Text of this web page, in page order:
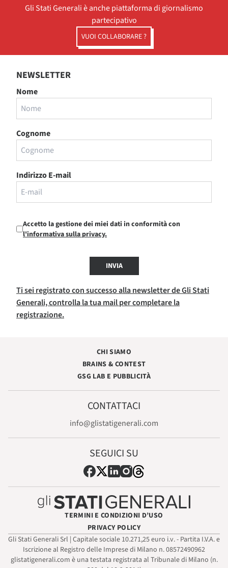
Gli Stati Generali è anche piattaforma di giornalismo
partecipativo
VUOI COLLABORARE ?
NEWSLETTER
Nome
Cognome
Indirizzo E-mail
Accetto la gestione dei miei dati in conformità con
l'informativa sulla privacy.
INVIA
Ti sei registrato con successo alla newsletter de Gli Stati
Generali, controlla la tua mail per completare la
registrazione.
CHI SIAMO
BRAINS & CONTEST
GSG LAB E PUBBLICITÀ
CONTATTACI
info@glistatigenerali.com
SEGUICI SU
TERMINI E CONDIZIONI D’USO
PRIVACY POLICY
Gli Stati Generali Srl | Capitale sociale 10.271,25 euro i.v. - Partita I.V.A. e
Iscrizione al Registro delle Imprese di Milano n. 08572490962
glistatigenerali.com è una testata registrata al Tribunale di Milano (n.